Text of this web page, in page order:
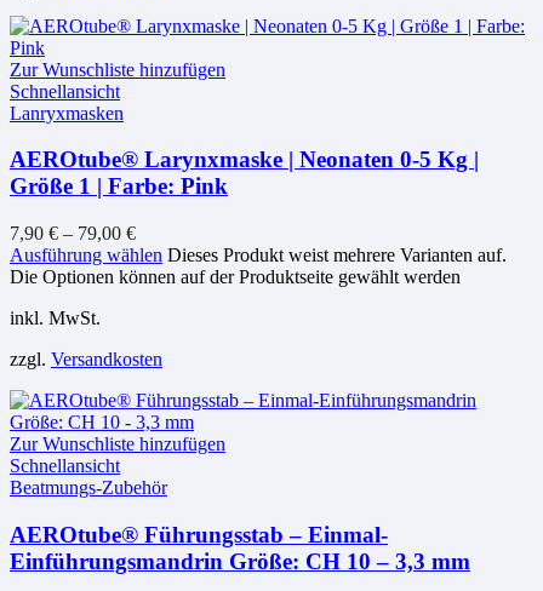
Zur Wunschliste hinzufügen
Schnellansicht
Lanryxmasken
AEROtube® Larynxmaske | Neonaten 0-5 Kg |
Größe 1 | Farbe: Pink
7,90 € – 79,00 €
Ausführung wählen Dieses Produkt weist mehrere Varianten auf.
Die Optionen können auf der Produktseite gewählt werden
inkl. MwSt.
zzgl. Versandkosten
Zur Wunschliste hinzufügen
Schnellansicht
Beatmungs-Zubehör
AEROtube® Führungsstab – Einmal-
Einführungsmandrin Größe: CH 10 – 3,3 mm